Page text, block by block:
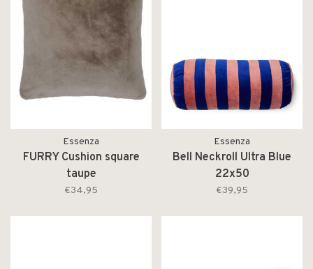
Essenza
FURRY Cushion square
taupe
€34,95
Essenza
Bell Neckroll Ultra Blue
22x50
€39,95